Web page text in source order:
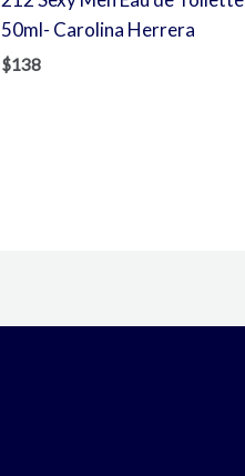
50ml- Carolina Herrera
$138